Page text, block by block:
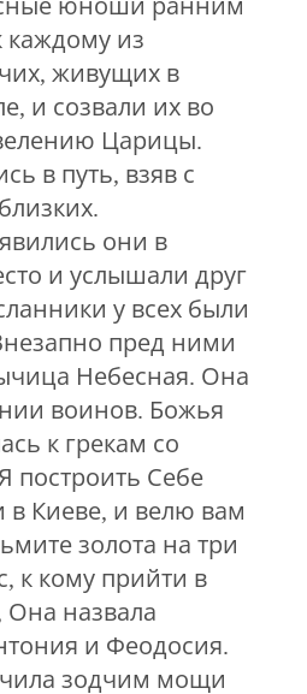
юноши ранним
каждому из
живущих в
и созвали их во
Царицы.
в путь, взяв с
они в
и услышали друг
у всех были
пред ними
Небесная. Она
воинов. Божья
к грекам со
построить Себе
в Киеве, и велю вам
золота на три
к кому прийти в
Она назвала
и Феодосия.
зодчим мощи